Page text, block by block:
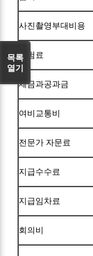
사진촬영부대비용
보험료
세금과공과금
여비교통비
전문가 자문료
지급수수료
지급임차료
회의비
목록
열기